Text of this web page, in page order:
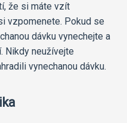
že si máte vzít
vzpomenete. Pokud se
dávku vynechejte a
Nikdy neužívejte
vynechanou dávku.